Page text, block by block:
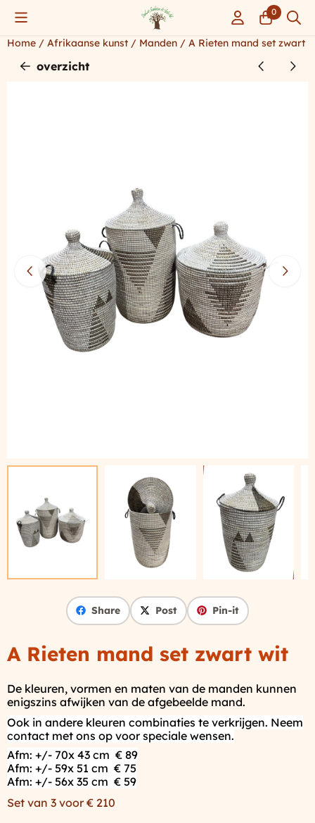
Cookievoorkeuren zijn momenteel gesloten. 0
Home / Afrikaanse kunst / Manden / A Rieten mand set zwart
overzicht
Share Post Pin-it
A Rieten mand set zwart wit
De kleuren, vormen en maten van de manden kunnen
enigszins afwijken van de afgebeelde mand.
Ook in andere kleuren combinaties te verkrijgen. Neem
contact met ons op voor speciale wensen.
Afm: +/- 70x 43 cm € 89
Afm: +/- 59x 51 cm € 75
Afm: +/- 56x 35 cm € 59
Set van 3 voor € 210